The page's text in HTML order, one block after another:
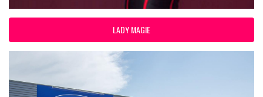
LADY MAGIE